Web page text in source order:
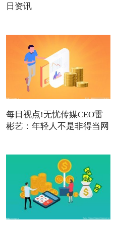
日资讯
每日视点!无忧传媒CEO雷
彬艺：年轻人不是非得当网